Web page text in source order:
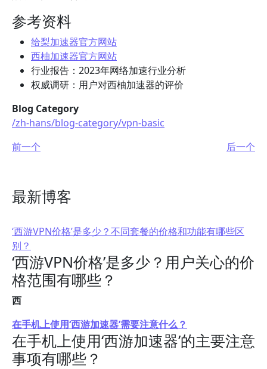
参考资料
给梨加速器官方网站
西柚加速器官方网站
行业报告：2023年网络加速行业分析
权威调研：用户对西柚加速器的评价
Blog Category
/zh-hans/blog-category/vpn-basic
前一个
后一个
最新博客
‘西游VPN价格’是多少？不同套餐的价格和功能有哪些区
别？
‘西游VPN价格’是多少？用户关心的价
格范围有哪些？
西
在手机上使用‘西游加速器’需要注意什么？
在手机上使用‘西游加速器’的主要注意
事项有哪些？